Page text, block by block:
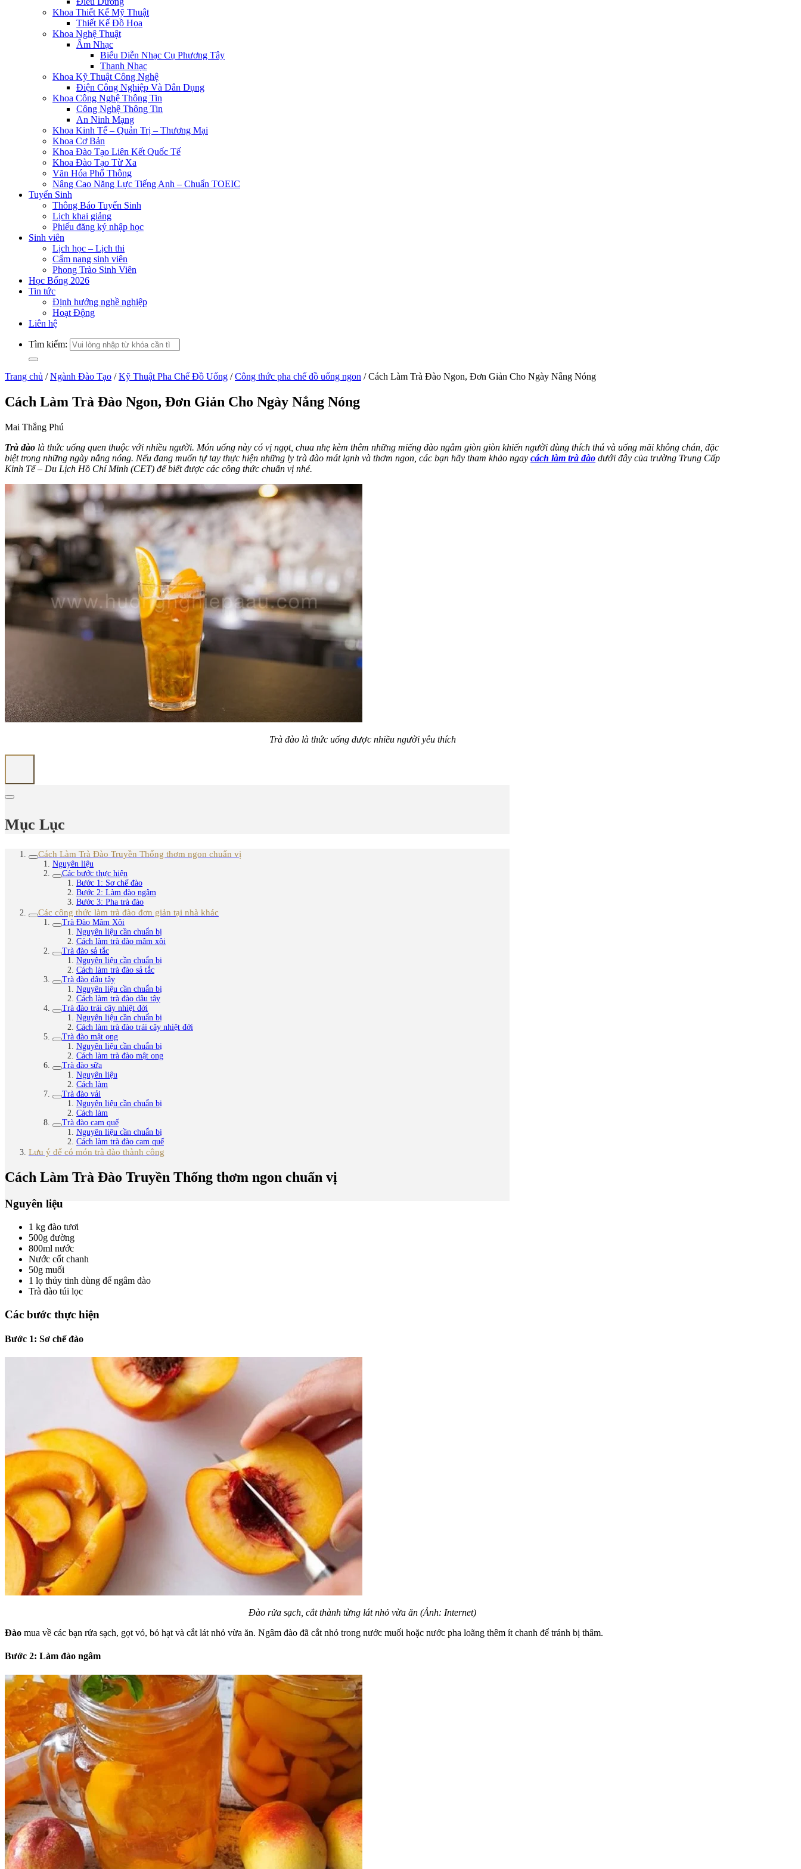
Khoa Thiết Kế Mỹ Thuật
Thiết Kế Đồ Họa
Khoa Nghệ Thuật
Âm Nhạc
Biểu Diễn Nhạc Cụ Phương Tây
Thanh Nhạc
Khoa Kỹ Thuật Công Nghệ
Điện Công Nghiệp Và Dân Dụng
Khoa Công Nghệ Thông Tin
Công Nghệ Thông Tin
An Ninh Mạng
Khoa Kinh Tế – Quản Trị – Thương Mại
Khoa Cơ Bản
Khoa Đào Tạo Liên Kết Quốc Tế
Khoa Đào Tạo Từ Xa
Văn Hóa Phổ Thông
Nâng Cao Năng Lực Tiếng Anh – Chuẩn TOEIC
Tuyển Sinh
Thông Báo Tuyển Sinh
Lịch khai giảng
Phiếu đăng ký nhập học
Sinh viên
Lịch học – Lịch thi
Cẩm nang sinh viên
Phong Trào Sinh Viên
Học Bổng 2026
Tin tức
Định hướng nghề nghiệp
Hoạt Động
Liên hệ
Tìm kiếm:
Trang chủ / Ngành Đào Tạo / Kỹ Thuật Pha Chế Đồ Uống / Công thức pha chế đồ uống ngon / Cách Làm Trà Đào Ngon, Đơn Giản Cho Ngày Nắng Nóng
Cách Làm Trà Đào Ngon, Đơn Giản Cho Ngày Nắng Nóng
Mai Thắng Phú
Trà đào là thức uống quen thuộc với nhiều người. Món uống này có vị ngọt, chua nhẹ kèm thêm những miếng đào ngâm giòn giòn khiến người dùng thích thú và uống mãi không chán, đặc
biệt trong những ngày nắng nóng. Nếu đang muốn tự tay thực hiện những ly trà đào mát lạnh và thơm ngon, các bạn hãy tham khảo ngay cách làm trà đào dưới đây của trường Trung Cấp
Kinh Tế – Du Lịch Hồ Chí Minh (CET) để biết được các công thức chuẩn vị nhé.
Trà đào là thức uống được nhiều người yêu thích
Mục Lục
Cách Làm Trà Đào Truyền Thống thơm ngon chuẩn vị
Nguyên liệu
Các bước thực hiện
Bước 1: Sơ chế đào
Bước 2: Làm đào ngâm
Bước 3: Pha trà đào
Các công thức làm trà đào đơn giản tại nhà khác
Trà Đào Mâm Xôi
Nguyên liệu cần chuẩn bị
Cách làm trà đào mâm xôi
Trà đào sả tắc
Nguyên liệu cần chuẩn bị
Cách làm trà đào sả tắc
Trà đào dâu tây
Nguyên liệu cần chuẩn bị
Cách làm trà đào dâu tây
Trà đào trái cây nhiệt đới
Nguyên liệu cần chuẩn bị
Cách làm trà đào trái cây nhiệt đới
Trà đào mật ong
Nguyên liệu cần chuẩn bị
Cách làm trà đào mật ong
Trà đào sữa
Nguyên liệu
Cách làm
Trà đào vải
Nguyên liệu cần chuẩn bị
Cách làm
Trà đào cam quế
Nguyên liệu cần chuẩn bị
Cách làm trà đào cam quế
Lưu ý để có món trà đào thành công
Cách Làm Trà Đào Truyền Thống thơm ngon chuẩn vị
Nguyên liệu
1 kg đào tươi
500g đường
800ml nước
Nước cốt chanh
50g muối
1 lọ thủy tinh dùng để ngâm đào
Trà đào túi lọc
Các bước thực hiện
Bước 1: Sơ chế đào
Đào rửa sạch, cắt thành từng lát nhỏ vừa ăn (Ảnh: Internet)
Đào mua về các bạn rửa sạch, gọt vỏ, bỏ hạt và cắt lát nhỏ vừa ăn. Ngâm đào đã cắt nhỏ trong nước muối hoặc nước pha loãng thêm ít chanh để tránh bị thâm.
Bước 2: Làm đào ngâm